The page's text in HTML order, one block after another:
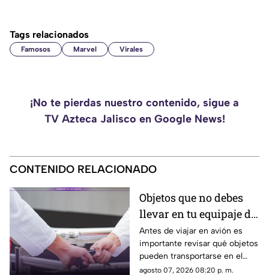
Tags relacionados
Famosos Marvel Virales
¡No te pierdas nuestro contenido, sigue a
TV Azteca Jalisco en Google News!
CONTENIDO RELACIONADO
Objetos que no debes
llevar en tu equipaje de
mano y podrían
quitarte en el
aeropuerto
Antes de viajar en avión es
importante revisar qué objetos
pueden transportarse en el
equipaje de mano, ya que
agosto 07, 2026 08:20 p. m.